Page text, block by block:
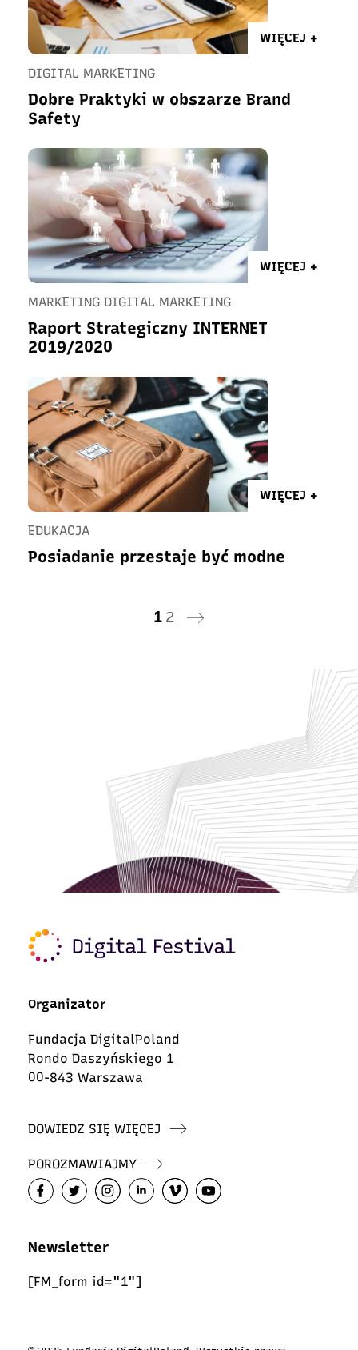
WIĘCEJ +
DIGITAL MARKETING
Dobre Praktyki w obszarze Brand
Safety
WIĘCEJ +
MARKETING DIGITAL MARKETING
Raport Strategiczny INTERNET
2019/2020
WIĘCEJ +
EDUKACJA
Posiadanie przestaje być modne
1 2
Organizator
Fundacja DigitalPoland
Rondo Daszyńskiego 1
00-843 Warszawa
DOWIEDZ SIĘ WIĘCEJ
POROZMAWIAJMY
Newsletter
[FM_form id="1"]